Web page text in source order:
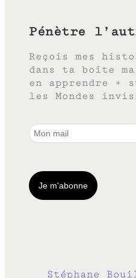
Pénètre
Reçois mes
dans ta boîte
en apprendre +
les Mondes
Stéphane